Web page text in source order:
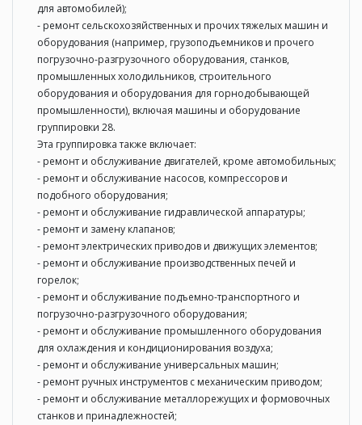
для автомобилей);
- ремонт сельскохозяйственных и прочих тяжелых машин и
оборудования (например, грузоподъемников и прочего
погрузочно-разгрузочного оборудования, станков,
промышленных холодильников, строительного
оборудования и оборудования для горнодобывающей
промышленности), включая машины и оборудование
группировки 28.
Эта группировка также включает:
- ремонт и обслуживание двигателей, кроме автомобильных;
- ремонт и обслуживание насосов, компрессоров и
подобного оборудования;
- ремонт и обслуживание гидравлической аппаратуры;
- ремонт и замену клапанов;
- ремонт электрических приводов и движущих элементов;
- ремонт и обслуживание производственных печей и
горелок;
- ремонт и обслуживание подъемно-транспортного и
погрузочно-разгрузочного оборудования;
- ремонт и обслуживание промышленного оборудования
для охлаждения и кондиционирования воздуха;
- ремонт и обслуживание универсальных машин;
- ремонт ручных инструментов с механическим приводом;
- ремонт и обслуживание металлорежущих и формовочных
станков и принадлежностей;